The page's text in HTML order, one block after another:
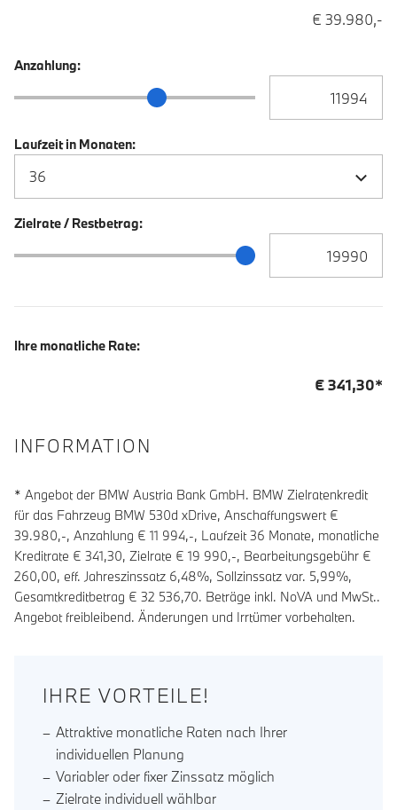
€ 39.980,-
Anzahlung:
Anzahlung Schieberegler
Laufzeit in Monaten:
Zielrate / Restbetrag:
Zielrate / Restbetrag Schieberegler
Ihre monatliche Rate:
€341,30*
INFORMATION
* Angebot der BMW Austria Bank GmbH. BMW Zielratenkredit
für das Fahrzeug BMW 530d xDrive, Anschaffungswert €
39.980,-, Anzahlung € 11 994,-, Laufzeit36 Monate, monatliche
Kreditrate € 341,30, Zielrate € 19 990,-, Bearbeitungsgebühr €
260,00, eff. Jahreszinssatz 6,48%, Sollzinssatz var. 5,99%,
Gesamtkreditbetrag € 32 536,70. Beträge inkl. NoVA und MwSt..
Angebot freibleibend. Änderungen und Irrtümer vorbehalten.
IHRE VORTEILE!
Attraktive monatliche Raten nach Ihrer
individuellen Planung
Variabler oder fixer Zinssatz möglich
Zielrate individuell wählbar